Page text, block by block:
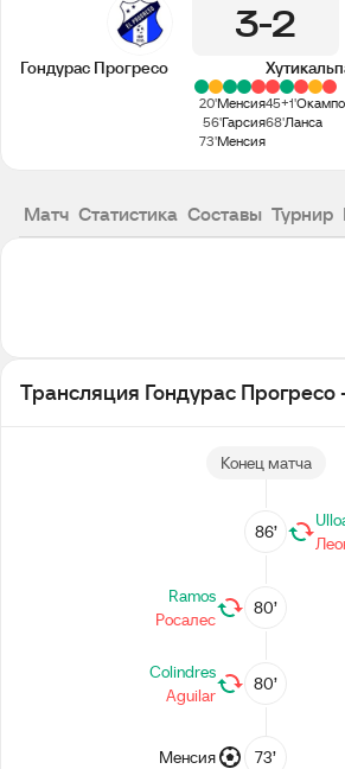
3 2
Гондурас Прогресо
20'Менсия
56'Гарсия
73'Менсия
45+1'Окампо
68'Ланса
Матч Статистика Составы Турнир
Трансляция Гондурас Прогресо
Конец матча
86’
80’
Ramos
Росалес
80’
Colindres
Aguilar
73’
Менсия